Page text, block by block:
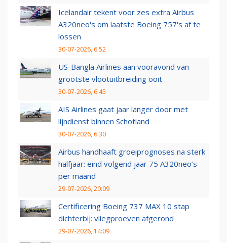
Icelandair tekent voor zes extra Airbus
A320neo's om laatste Boeing 757's af te
lossen
30-07-2026, 6:52
US-Bangla Airlines aan vooravond van
grootste vlootuitbreiding ooit
30-07-2026, 6:45
AIS Airlines gaat jaar langer door met
lijndienst binnen Schotland
30-07-2026, 6:30
Airbus handhaaft groeiprognoses na sterk
halfjaar: eind volgend jaar 75 A320neo’s
per maand
29-07-2026, 20:09
Certificering Boeing 737 MAX 10 stap
dichterbij: vliegproeven afgerond
29-07-2026, 14:09